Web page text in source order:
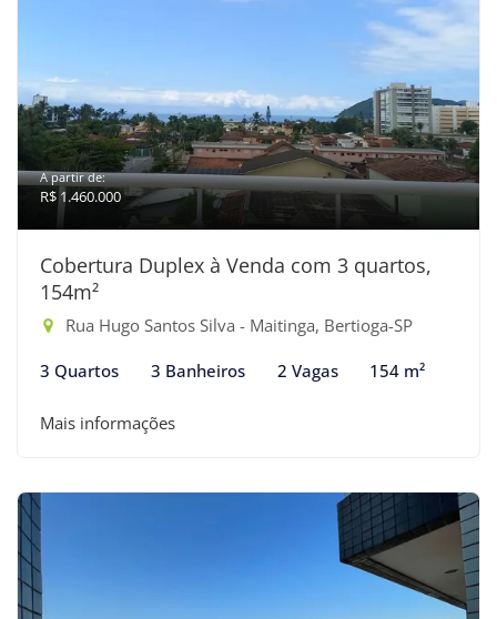
A partir de:
R$ 1.460.000
Cobertura Duplex à Venda com 3 quartos,
154m²
Rua Hugo Santos Silva - Maitinga, Bertioga-SP
3 Quartos 3 Banheiros 2 Vagas 154 m²
Mais informações